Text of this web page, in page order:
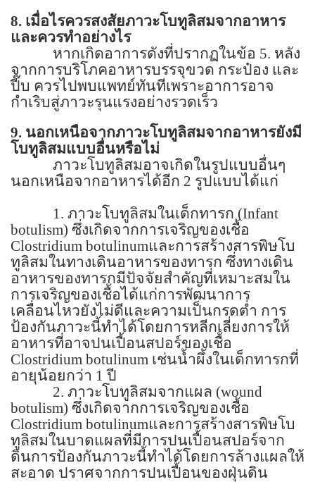
8. เมื่อไรควรสงสัยภาวะโบทูลิสมจากอาหาร
และควรทำอย่างไร
หากเกิดอาการดังที่ปรากฏในข้อ 5. หลัง
จากการบริโภคอาหารบรรจุขวด กระป๋อง และ
ปี๊บ ควรไปพบแพทย์ทันทีเพราะอาการอาจ
กำเริบสู่ภาวะรุนแรงอย่างรวดเร็ว
9. นอกเหนือจากภาวะโบทูลิสมจากอาหารยังมี
โบทูลิสมแบบอื่นหรือไม่
ภาวะโบทูลิสมอาจเกิดในรูปแบบอื่นๆ
นอกเหนือจากอาหารได้อีก 2 รูปแบบได้แก่
1. ภาวะโบทูลิสมในเด็กทารก (Infant
botulism) ซึ่งเกิดจากการเจริญของเชื้อ
Clostridium botulinumและการสร้างสารพิษโบ
ทูลิสมในทางเดินอาหารของทารก ซึ่งทางเดิน
อาหารของทารกมีปัจจัยสำคัญที่เหมาะสมใน
การเจริญของเชื้อได้แก่การพัฒนาการ
เคลื่อนไหวยังไม่ดีและความเป็นกรดต่ำ การ
ป้องกันภาวะนี้ทำได้โดยการหลีกเลี่ยงการให้
อาหารที่อาจปนเปื้อนสปอร์ของเชื้อ
Clostridium botulinum เช่นน้ำผึ้งในเด็กทารกที่
อายุน้อยกว่า 1ปี
2. ภาวะโบทูลิสมจากแผล (wound
botulism) ซึ่งเกิดจากการเจริญของเชื้อ
Clostridium botulinumและการสร้างสารพิษโบ
ทูลิสมในบาดแผลที่มีการปนเปื้อนสปอร์จาก
ดินการป้องกันภาวะนี้ทำได้โดยการล้างแผลให้
สะอาด ปราศจากการปนเปื้อนของฝุ่นดิน